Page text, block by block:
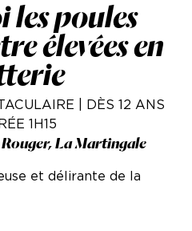
les poules
élevées en
| DÈS 12 ANS
1H15
La Martingale
et délirante de la